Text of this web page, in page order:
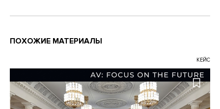
ПОХОЖИЕ МАТЕРИАЛЫ
КЕЙС